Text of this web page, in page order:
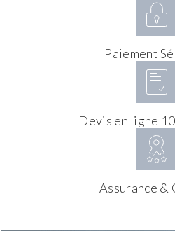
Paiement
Devis en ligne
Assurance &